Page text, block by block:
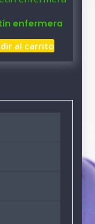
enfermera
al carrito